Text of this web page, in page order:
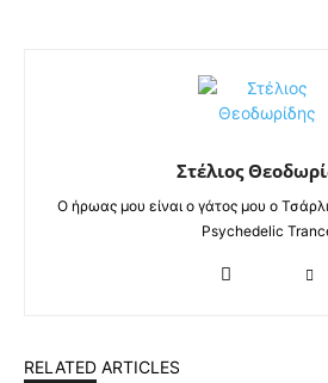
Στέλιος
Ο ήρωας μου είναι ο γάτος μου ο
Psychedelic
RELATED ARTICLES